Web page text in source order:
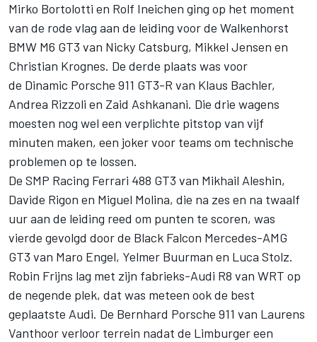
Mirko Bortolotti en Rolf Ineichen ging op het moment
van de rode vlag aan de leiding voor de Walkenhorst
BMW M6 GT3 van Nicky Catsburg, Mikkel Jensen en
Christian Krognes. De derde plaats was voor
de Dinamic Porsche 911 GT3-R van Klaus Bachler,
Andrea Rizzoli en Zaid Ashkanani. Die drie wagens
moesten nog wel een verplichte pitstop van vijf
minuten maken, een joker voor teams om technische
problemen op te lossen.
De SMP Racing Ferrari 488 GT3 van Mikhail Aleshin,
Davide Rigon en Miguel Molina, die na zes en na twaalf
uur aan de leiding reed om punten te scoren, was
vierde gevolgd door de Black Falcon Mercedes-AMG
GT3 van Maro Engel, Yelmer Buurman en Luca Stolz.
Robin Frijns lag met zijn fabrieks-Audi R8 van WRT op
de negende plek, dat was meteen ook de best
geplaatste Audi. De Bernhard Porsche 911 van Laurens
Vanthoor verloor terrein nadat de Limburger een